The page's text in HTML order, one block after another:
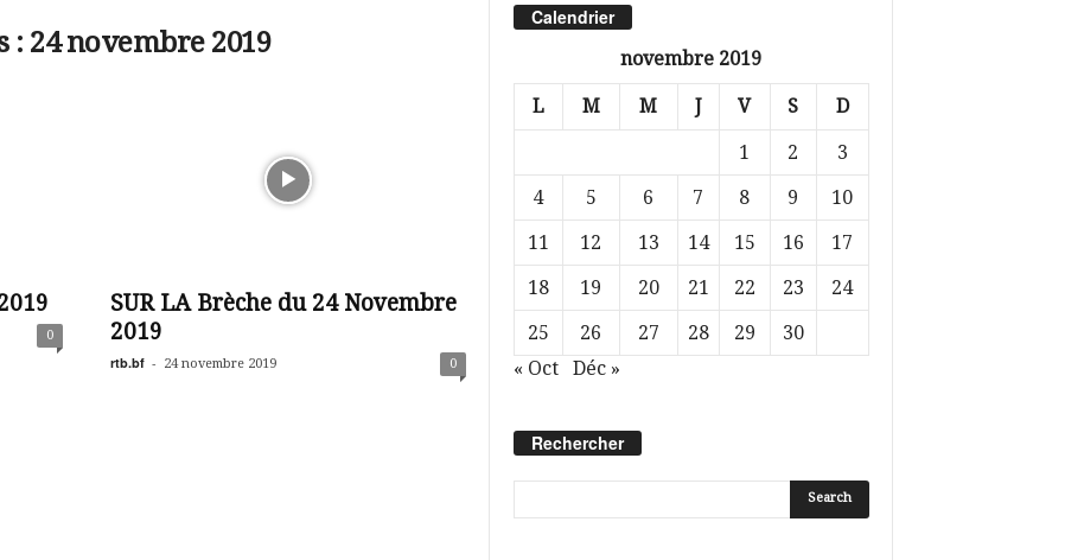
24 novembre 2019
0
SUR LA Brèche du 24 Novembre
2019
rtb.bf - 24 novembre 2019 0
Calendrier
novembre 2019
L M M J V S D
1 2
3
4
5 6 7 8 9
10
11
12 13 14 15 16
17
18
19 20 21 22 23
24
25
26 27 28 29
30
« Oct
Déc »
Rechercher